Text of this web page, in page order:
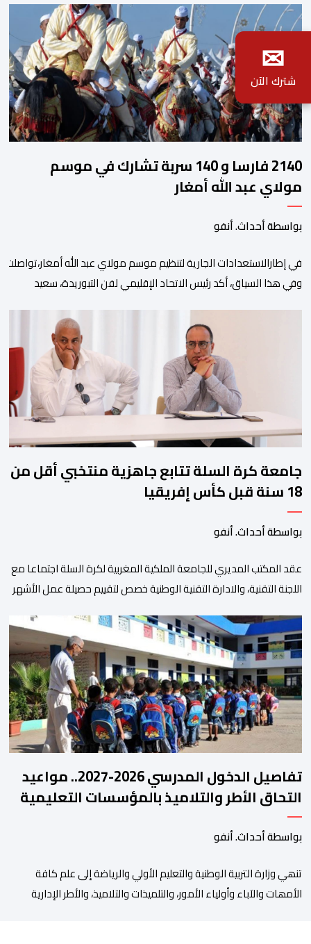
2140 فارسا و 140 سربة تشارك في موسم
مولاي عبد الله أمغار
بواسطة أحداث. أنفو
في إطارالاستعدادات الجارية لتنظيم موسم مولاي عبد الله
وفي هذا السياق، أكد رئيس الاتحاد الإقليمي لفن التبوريدة، سعيد
ولم تخل هذه الدورة من مؤشرات إيجابية على مستوى تنوعالمشاركة،
وتبرز هذه الأرقام الحجم الكبير الذي باتت تعرفه تظاهرةالتبوريدة
ومن المرتقب أن تعرف فعاليات الموسم إقبالا جماهيريا
واسعا،في ظل الشغف الكبير الذي يحظى به فن التبوريدة، باعتبارهأحد
جامعة كرة السلة تتابع جاهزية منتخبي أقل من
18 سنة قبل كأس إفريقيا
بواسطة أحداث. أنفو
عقد المكتب المديري للجامعة الملكية المغربية لكرة السلة اجتماعا مع
اللجنة التقنية، والادارة التقنية الوطنية خصص لتقييم حصيلة عمل الأشهر
المنتخبات الوطنية خلال الفترة الأخيرة. وشهد الاجتماع تقديم عرض
مفصل حول مشاركة المنتخبين الوطنيين لأقل من 18 سنة، إناثا وذكورا،
من طرف اللجنة التقنية التي واكبت كل […]
تفاصيل الدخول المدرسي 2026-2027.. مواعيد
التحاق الأطر والتلاميذ بالمؤسسات التعليمية
بواسطة أحداث. أنفو
تنھي وزارة التربیة الوطنیة والتعلیم الأولي والریاضة إلى علم كافة
الأمھات والآباء وأولیاء الأمور، والتلمیذات والتلامیذ، والأطر الإداریة
✉
شترك الآن